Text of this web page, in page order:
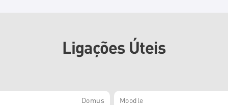
Ligações Úteis
Domus Moodle